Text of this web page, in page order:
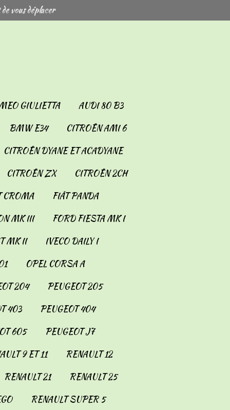
vous déplacer
GIULIETTA
AUDI 80 B3
BMW E34
CITROËN AMI 6
CITROËN DYANE ET ACADYANE
CITROËN ZX
CITROËN 2CH
CROMA
FIÂT PANDA
MK III
FORD FIESTA MK I
MK II
IVECO DAILY I
OPEL CORSA A
204
PEUGEOT 205
403
PEUGEOT 404
605
PEUGEOT J7
9 ET 11
RENAULT 12
RENAULT 21
RENAULT 25
RENAULT SUPER 5